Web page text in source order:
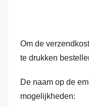
Om de
te drukken
De naam op de
mogelijkheden: